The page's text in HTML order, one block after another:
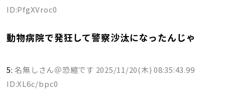
ID:PfgXVroc0
動物病院で発狂して警察沙汰になったんじゃ
5:名無しさん＠恐縮です 2025/11/20(木) 08:35:43.99
ID:XL6c/bpc0